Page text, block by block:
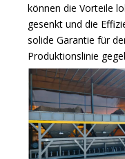
können die Vorteile
gesenkt und die
solide Garantie für
Produktionslinie